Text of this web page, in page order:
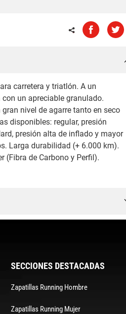
carretera y triatlón. A un
un apreciable granulado.
nivel de agarre tanto en seco
disponibles: regular, presión
presión alta de inflado y mayor
Larga durabilidad (+ 6.000 km).
(Fibra de Carbono y Perfil).
SECCIONES DESTACADAS
Zapatillas Running Hombre
Zapatillas Running Mujer